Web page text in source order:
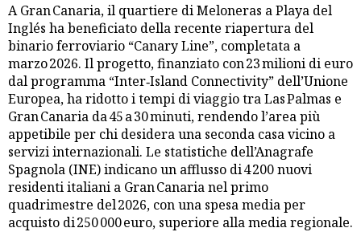
A Gran Canaria, il quartiere di Meloneras a Playa del
Inglés ha beneficiato della recente riapertura del
binario ferroviario “Canary Line”, completata a
marzo 2026. Il progetto, finanziato con 23 milioni di euro
dal programma “Inter‑Island Connectivity” dell’Unione
Europea, ha ridotto i tempi di viaggio tra Las Palmas e
Gran Canaria da 45 a 30 minuti, rendendo l’area più
appetibile per chi desidera una seconda casa vicino a
servizi internazionali. Le statistiche dell’Anagrafe
Spagnola (INE) indicano un afflusso di 4 200 nuovi
residenti italiani a Gran Canaria nel primo
quadrimestre del 2026, con una spesa media per
acquisto di 250 000 euro, superiore alla media regionale.